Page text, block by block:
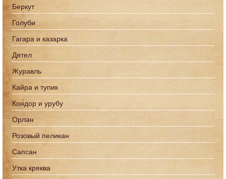
Беркут
Голуби
Гагара и казарка
Дятел
Журавль
Кайра и тупик
Кондор и урубу
Орлан
Розовый пеликан
Сапcан
Утка кряква